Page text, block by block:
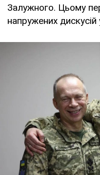
Залужного. Цьому
напружених дискусій